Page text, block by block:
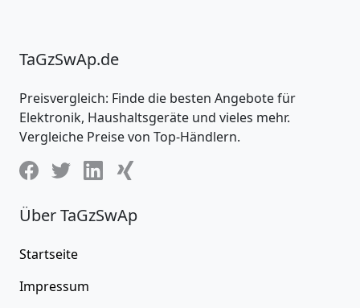
TaGzSwAp.de
Preisvergleich: Finde die besten Angebote für
Elektronik, Haushaltsgeräte und vieles mehr.
Vergleiche Preise von Top-Händlern.
Über TaGzSwAp
Startseite
Impressum